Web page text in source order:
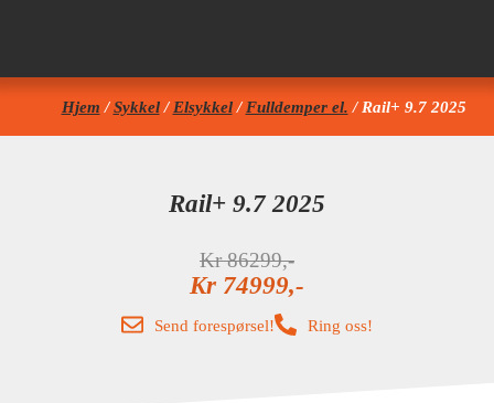
Hjem /Sykkel/ Elsykkel/ Fulldemper el. / Rail+ 9.7 2025
Rail+ 9.7 2025
Kr86299
Kr 74999
Send forespørsel! Ring oss!